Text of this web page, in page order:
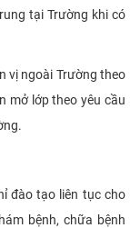
tại Trường khi có
vị ngoài Trường theo
mở lớp theo yêu cầu
đào tạo liên tục cho
bệnh, chữa bệnh